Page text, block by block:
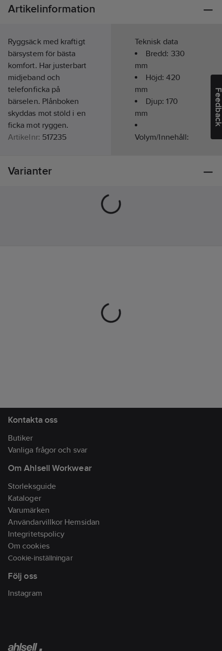
Artikelinformation
Ryggsäck med kraftigt
bärsystem för bästa
komfort. Har justerbart
midjeband och
telefonficka på
bärselen. Plånboken
skyddas mot stöld i en
ficka mot ryggen.
Artikelnr: 517235
Ean
Teknisk data
Bredd: 330
mm
Höjd:420
mm
Djup:170
mm
Volym/Innehåll:
Varianter
Kontakta oss
Butiker
Vanliga frågor och svar
Om Ahlsell Workwear
Storleksguide
Kataloger
Varumärken
Användarvillkor Hemsidan
Integritetspolicy
Om cookies
Cookie-inställningar
Följ oss
Instagram